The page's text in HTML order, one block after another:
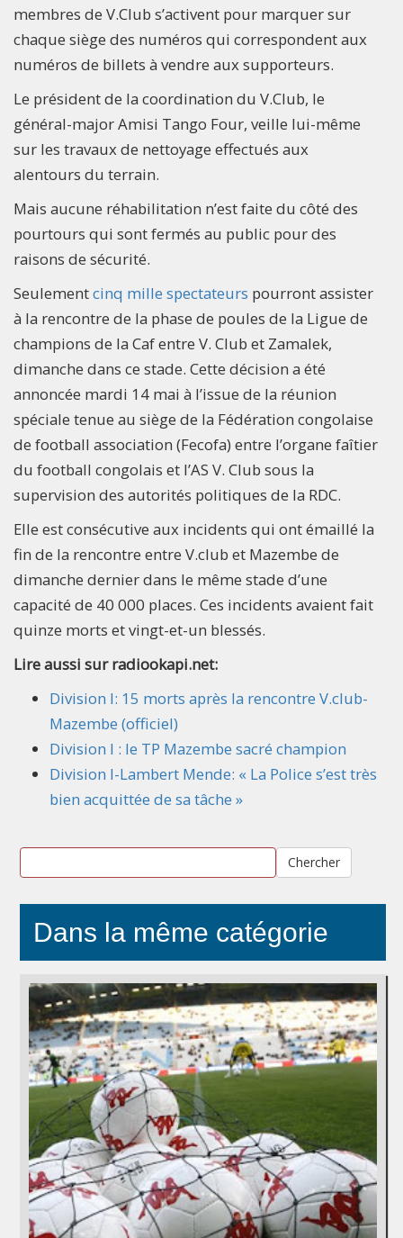
membres de V.Club s’activent pour marquer sur
chaque siège des numéros qui correspondent aux
numéros de billets à vendre aux supporteurs.
Le président de la coordination du V.Club, le
général-major Amisi Tango Four, veille lui-même
sur les travaux de nettoyage effectués aux
alentours du terrain.
Mais aucune réhabilitation n’est faite du côté des
pourtours qui sont fermés au public pour des
raisons de sécurité.
Seulementcinq mille spectateurs pourront assister
à la rencontre de la phase de poules de la Ligue de
champions de la Caf entre V. Club et Zamalek,
dimanche dans ce stade. Cette décision a été
annoncée mardi 14 mai à l’issue de la réunion
spéciale tenue au siège de la Fédération congolaise
de football association (Fecofa) entre l’organe faîtier
du football congolais et l’AS V. Club sous la
supervision des autorités politiques de la RDC.
Elle est consécutive aux incidents qui ont émaillé la
fin de la rencontre entre V.club et Mazembe de
dimanche dernier dans le même stade d’une
capacité de 40 000 places. Ces incidents avaient fait
quinze morts et vingt-et-un blessés.
Lire aussi sur radiookapi.net:
Division I: 15 morts après la rencontre V.club-
Mazembe (officiel)
Division I : le TP Mazembe sacré champion
Division I-Lambert Mende: « La Police s’est très
bien acquittée de sa tâche »
Chercher
Dans la même catégorie